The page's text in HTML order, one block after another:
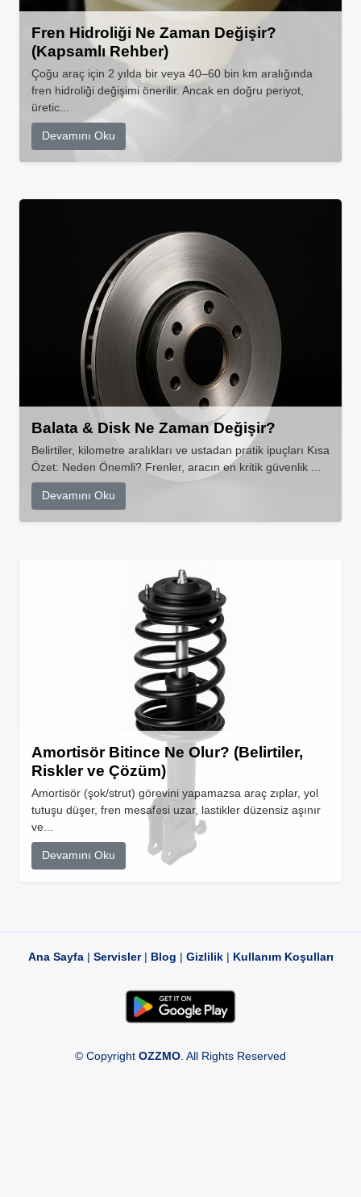
Fren Hidroliği Ne Zaman Değişir?
(Kapsamlı Rehber)
Çoğu araç için 2 yılda bir veya 40–60 bin km aralığında
fren hidroliği değişimi önerilir. Ancak en doğru periyot,
üretic...
Devamını Oku
Balata & Disk Ne Zaman Değişir?
Belirtiler, kilometre aralıkları ve ustadan pratik ipuçları Kısa
Özet: Neden Önemli? Frenler, aracın en kritik güvenlik ...
Devamını Oku
Amortisör Bitince Ne Olur? (Belirtiler,
Riskler ve Çözüm)
Amortisör (şok/strut) görevini yapamazsa araç zıplar, yol
tutuşu düşer, fren mesafesi uzar, lastikler düzensiz aşınır
ve...
Devamını Oku
Ana Sayfa| Servisler| Blog | Gizlilik| Kullanım Koşulları
© Copyright OZZMO . All Rights Reserved